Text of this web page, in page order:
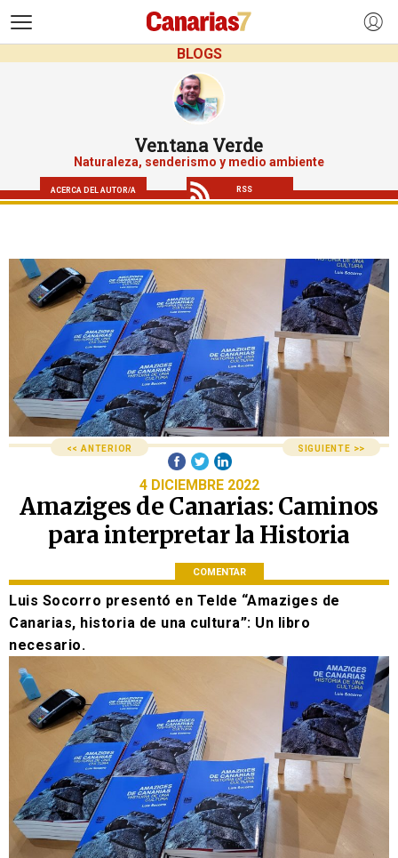
BLOGS
Ventana Verde
Naturaleza, senderismo y medio ambiente
ACERCA DEL AUTOR/A RSS
<< ANTERIOR SIGUIENTE >>
4 DICIEMBRE 2022
Amaziges de Canarias: Caminos
para interpretar la Historia
COMENTAR
Luis Socorro presentó en Telde “Amaziges de
Canarias, historia de una cultura”: Un libro
necesario.